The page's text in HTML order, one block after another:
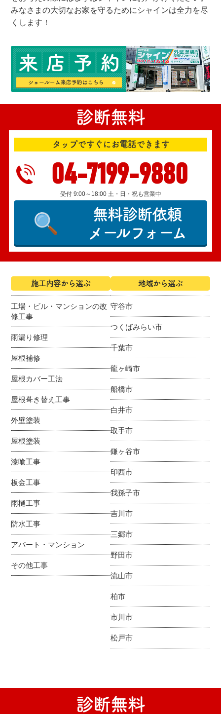
みなさまの大切なお家を守るためにシャインは全力を尽
くします！
診断無料
タップですぐにお電話できます
04-7199-9880
受付 9:00～18:00 土・日・祝も営業中
無料診断依頼
メールフォーム
施工内容から選ぶ
工場・ビル・マンションの改
修工事
雨漏り修理
屋根補修
屋根カバー工法
屋根葺き替え工事
外壁塗装
屋根塗装
漆喰工事
板金工事
雨樋工事
防水工事
アパート・マンション
その他工事
地域から選ぶ
守谷市
つくばみらい市
千葉市
龍ヶ崎市
船橋市
白井市
取手市
鎌ヶ谷市
印西市
我孫子市
吉川市
三郷市
野田市
流山市
柏市
市川市
松戸市
診断無料